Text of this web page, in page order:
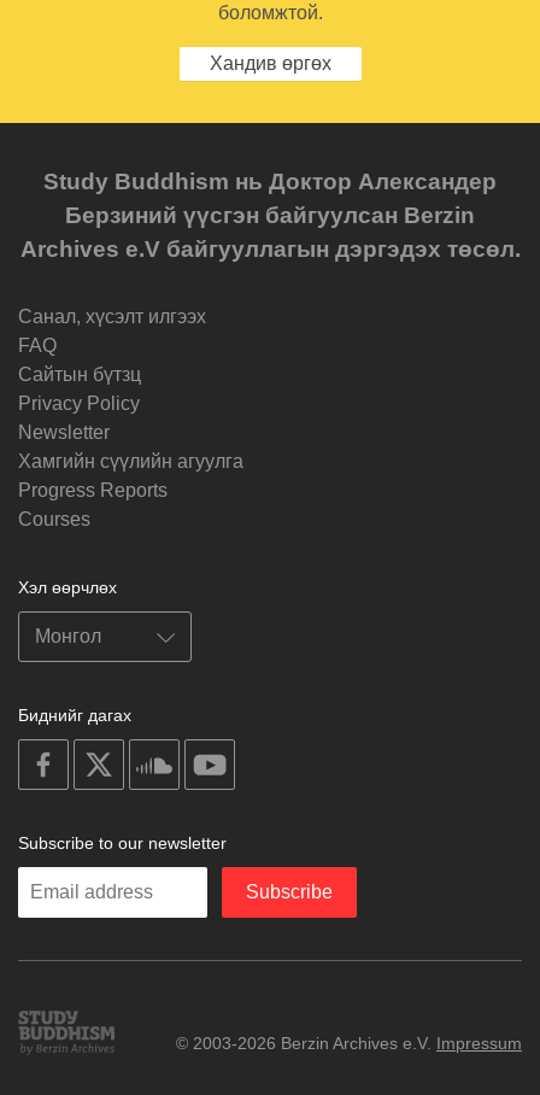
боломжтой.
Хандив өргөх
Study Buddhism нь Доктор Александер
Берзиний үүсгэн байгуулсан Berzin
Archives e.V байгууллагын дэргэдэх төсөл.
Санал, хүсэлт илгээх
FAQ
Cайтын бүтзц
Privacy Policy
Newsletter
Хамгийн сүүлийн агуулга
Progress Reports
Courses
Хэл өөрчлөх
Биднийг дагах
on
facebook
soundcloud
Subscribe to our newsletter
Enter
Subscribe
Study
Buddhism
© 2003-2026 Berzin Archives e.V. Impressum